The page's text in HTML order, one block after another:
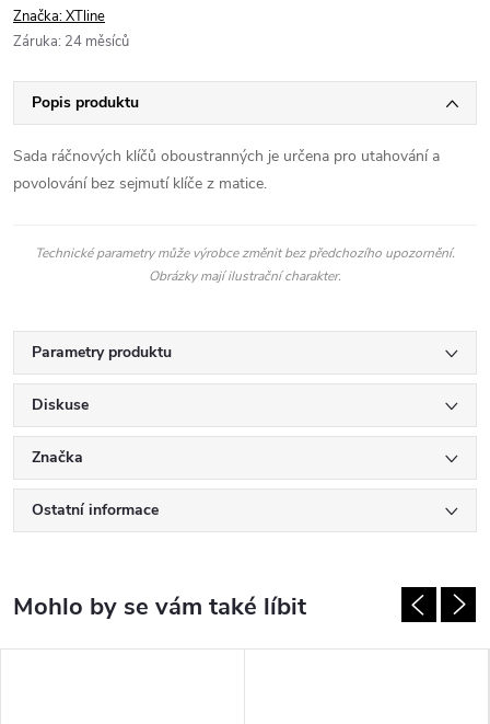
Značka:XTline
Záruka: 24 měsíců
Popis produktu
Sada ráčnových klíčů oboustranných je určena pro utahování a
povolování bez sejmutí klíče z matice.
Technické parametry může výrobce změnit bez předchozího upozornění.
Obrázky mají ilustrační charakter.
Parametry produktu
Diskuse
Značka
Ostatní informace